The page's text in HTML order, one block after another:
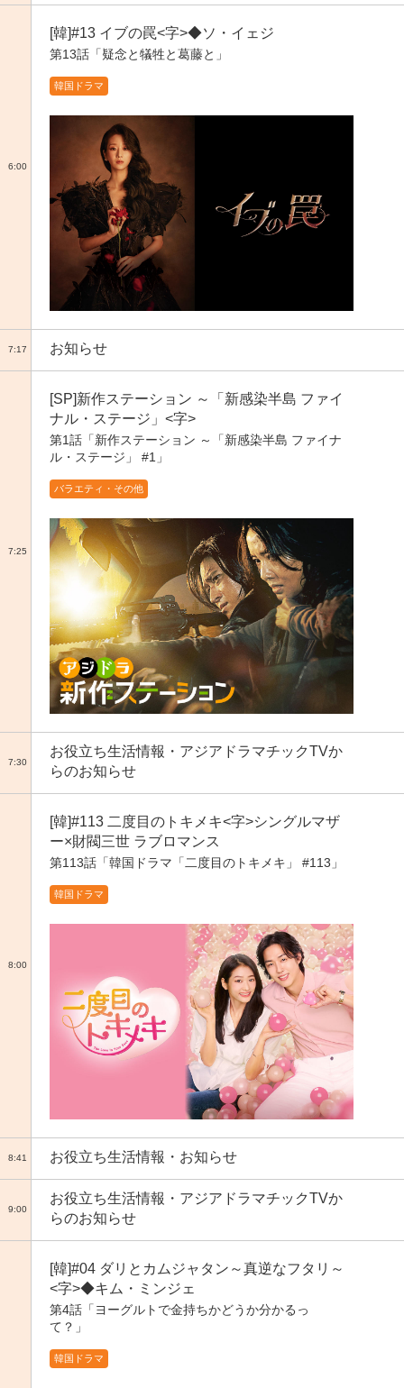
6:00
[韓]#13 イブの罠<字>◆ソ・イェジ
第13話「疑念と犠牲と葛藤と」
韓国ドラマ
7:17 お知らせ
7:25
[SP]新作ステーション ～「新感染半島 ファイ
ナル・ステージ」<字>
第1話「新作ステーション ～「新感染半島 ファイナ
ル・ステージ」 #1」
バラエティ・その他
7:30
お役立ち生活情報・アジアドラマチックTVか
らのお知らせ
8:00
[韓]#113 二度目のトキメキ<字>シングルマザ
ー×財閥三世 ラブロマンス
第113話「韓国ドラマ「二度目のトキメキ」 #113」
韓国ドラマ
8:41 お役立ち生活情報・お知らせ
9:00
お役立ち生活情報・アジアドラマチックTVか
らのお知らせ
[韓]#04 ダリとカムジャタン～真逆なフタリ～
<字>◆キム・ミンジェ
第4話「ヨーグルトで金持ちかどうか分かるっ
て？」
韓国ドラマ